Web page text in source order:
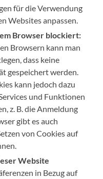
für die Verwendung
Websites anpassen.
Browser blockiert:
Browsern kann man
dass keine
gespeichert werden.
kann jedoch dazu
und Funktionen
z. B. die Anmeldung
gibt es auch
von Cookies auf
Website
in Bezug auf